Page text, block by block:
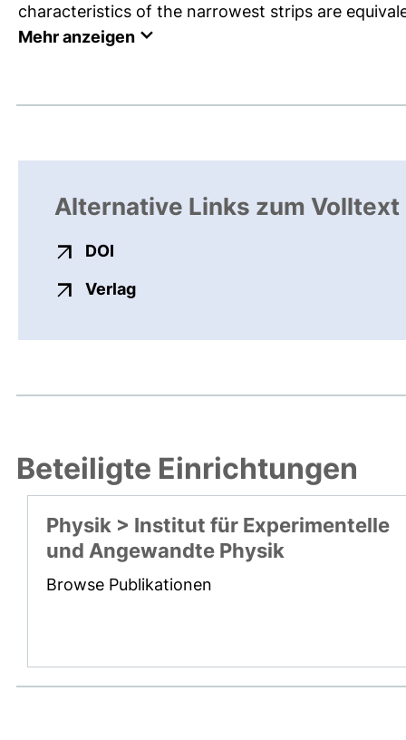
characteristics of the narrowest strips are
Mehr anzeigen
Alternative Links zum Volltext
DOI
Verlagexterner Link, öffnet neues
Beteiligte Einrichtungen
Physik > Institut für Experimentelle
und Angewandte Physik
Browse Publikationen